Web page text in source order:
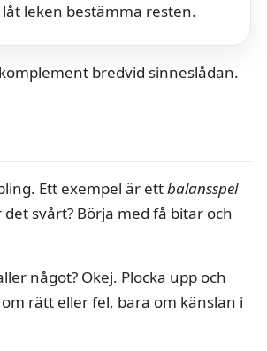
leken bestämma resten.
bredvid sinneslådan.
Ett exempel är ettbalansspel
svårt? Börja med få bitar och
något? Okej. Plocka upp och
rätt eller fel, bara om känslan i